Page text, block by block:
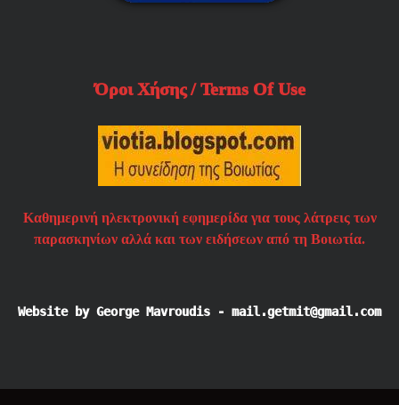
Όροι Χήσης / Terms Of Use
Καθημερινή ηλεκτρονική εφημερίδα για τους λάτρεις των
παρασκηνίων αλλά και των ειδήσεων από τη Βοιωτία.
Website by George Mavroudis - mail.getmit@gmail.com